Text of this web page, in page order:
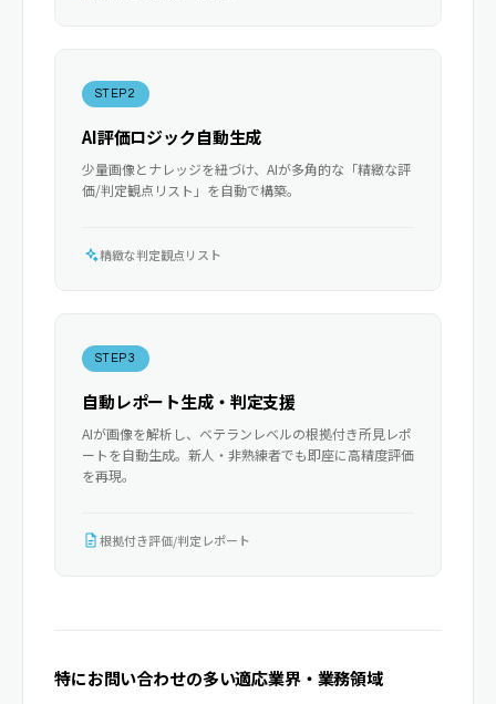
STEP 2
AI評価ロジック自動生成
少量画像とナレッジを紐づけ、AIが多角的な「精緻な評
価/判定観点リスト」を自動で構築。
精緻な判定観点リスト
STEP 3
自動レポート生成・判定支援
AIが画像を解析し、ベテランレベルの根拠付き所見レポ
ートを自動生成。新人・非熟練者でも即座に高精度評価
を再現。
根拠付き評価/判定レポート
特にお問い合わせの多い適応業界・業務領域